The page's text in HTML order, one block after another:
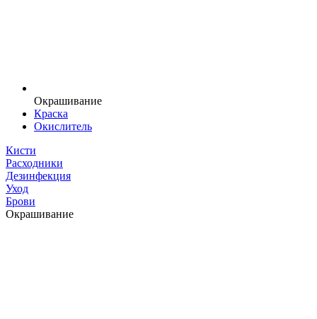
Окрашивание
Краска
Окислитель
Кисти
Расходники
Дезинфекция
Уход
Брови
Окрашивание